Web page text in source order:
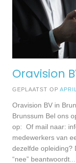
Oravision
GEPLAATST OP
Oravision BV in
Brunssum Bel ons
op: Of mail naar:
medewerkers van
dezelfde opleiding?
“nee” beantwoordt